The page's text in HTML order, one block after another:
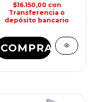
$16.150,00 con
Transferencia o
depósito bancario
COMPRAR